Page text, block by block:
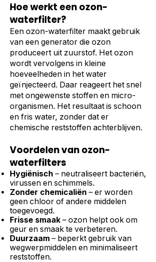
Hoe werkt een ozon-
waterfilter?
Een ozon-waterfilter maakt gebruik
van een generator die ozon
produceert uit zuurstof. Het ozon
wordt vervolgens in kleine
hoeveelheden in het water
geïnjecteerd. Daar reageert het snel
met ongewenste stoffen en micro-
organismen. Het resultaat is schoon
en fris water, zonder dat er
chemische reststoffen achterblijven.
Voordelen van ozon-
waterfilters
Hygiënisch – neutraliseert bacteriën,
virussen en schimmels.
Zonder chemicaliën – er worden
geen chloor of andere middelen
toegevoegd.
Frisse smaak – ozon helpt ook om
geur en smaak te verbeteren.
Duurzaam – beperkt gebruik van
wegwerpmiddelen en minimaliseert
reststoffen.